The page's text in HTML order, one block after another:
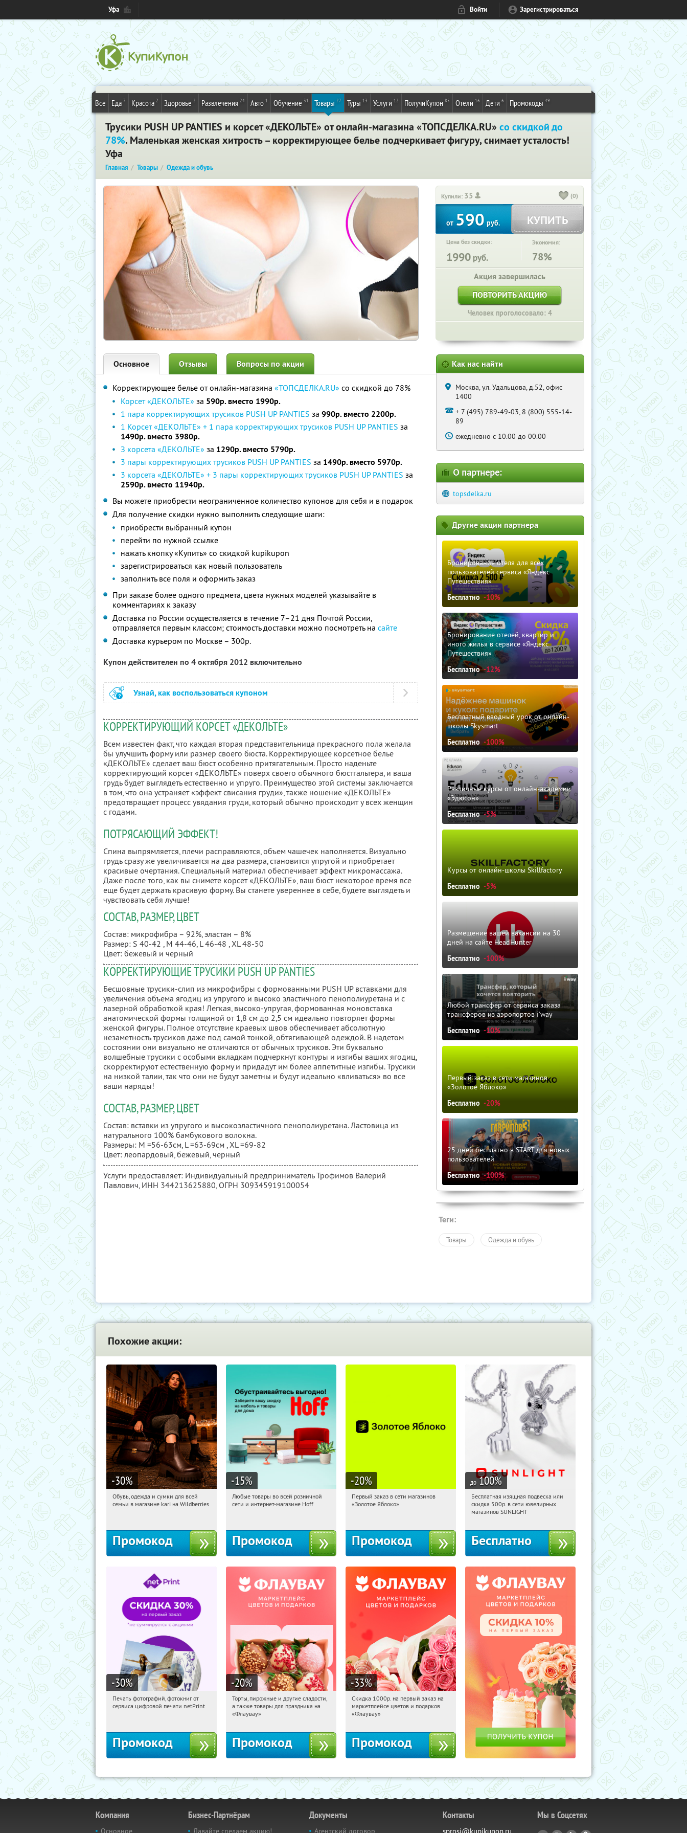
Уфа Войти Зарегистрироваться
Все Еда 7 Красота 2 Здоровье 2 Развлечения 24 Авто 1 Обучение 31 Товары 27 Туры 13 Услуги 12 ПолучиКупон 85 Отели 16 Дети 6 Промокоды 49
Трусики PUSH UP PANTIES и корсет «ДЕКОЛЬТЕ» от онлайн-магазина «ТОПСДЕЛКА.RU» со скидкой до
78%. Маленькая женская хитрость – корректирующее белье подчеркивает фигуру, снимает усталость!
Уфа
Главная Товары Одежда и обувь
Купили: 35 (0)
от590руб. КУПИТЬ
Цена без скидки:
1990 руб.
Экономия:
78%
Акция завершилась
ПОВТОРИТЬ АКЦИЮ
Человек проголосовало: 4
Основное Отзывы Вопросы по акции
Корректирующее белье от онлайн-магазина «ТОПСДЕЛКА.RU» со скидкой до 78%
Корсет «ДЕКОЛЬТЕ» за 590р. вместо 1990р.
1 пара корректирующих трусиков PUSH UP PANTIES за 990р. вместо 2200р.
1 Корсет «ДЕКОЛЬТЕ» + 1 пара корректирующих трусиков PUSH UP PANTIES за
1490р. вместо 3980р.
З корсета «ДЕКОЛЬТЕ» за 1290р. вместо 5790р.
3 пары корректирующих трусиков PUSH UP PANTIES за 1490р. вместо 5970р.
3 корсета «ДЕКОЛЬТЕ» + 3 пары корректирующих трусиков PUSH UP PANTIES за
2590р. вместо 11940р.
Вы можете приобрести неограниченное количество купонов для себя и в подарок
Для получение скидки нужно выполнить следующие шаги:
приобрести выбранный купон
перейти по нужной ссылке
нажать кнопку «Купить» со скидкой kupikupon
зарегистрироваться как новый пользователь
заполнить все поля и оформить заказ
При заказе более одного предмета, цвета нужных моделей указывайте в
комментариях к заказу
Доставка по России осуществляется в течение 7–21 дня Почтой России,
отправляется первым классом; стоимость доставки можно посмотреть на сайте
Доставка курьером по Москве – 300р.
Купон действителен по 4 октября 2012 включительно
Узнай, как воспользоваться купоном
КОРРЕКТИРУЮЩИЙ КОРСЕТ «ДЕКОЛЬТЕ»
Всем известен факт, что каждая вторая представительница прекрасного пола желала
бы улучшить форму или размер своего бюста. Корректирующее корсетное белье
«ДЕКОЛЬТЕ» сделает ваш бюст особенно притягательным. Просто наденьте
корректирующий корсет «ДЕКОЛЬТЕ» поверх своего обычного бюстгальтера, и ваша
грудь будет выглядеть естественно и упруго. Преимущество этой системы заключается
в том, что она устраняет «эффект свисания груди», также ношение «ДЕКОЛЬТЕ»
предотвращает процесс увядания груди, который обычно происходит у всех женщин
с годами.
ПОТРЯСАЮЩИЙ ЭФФЕКТ!
Спина выпрямляется, плечи расправляются, объем чашечек наполняется. Визуально
грудь сразу же увеличивается на два размера, становится упругой и приобретает
красивые очертания. Специальный материал обеспечивает эффект микромассажа.
Даже после того, как вы снимете корсет «ДЕКОЛЬТЕ», ваш бюст некоторое время все
еще будет держать красивую форму. Вы станете увереннее в себе, будете выглядеть и
чувствовать себя лучше!
СОСТАВ, РАЗМЕР, ЦВЕТ
Состав: микрофибра – 92%, эластан – 8%
Размер: S 40-42 , M 44-46, L 46-48 , XL 48-50
Цвет: бежевый и черный
КОРРЕКТИРУЮЩИЕ ТРУСИКИ PUSH UP PANTIES
Бесшовные трусики-слип из микрофибры с формованными PUSH UP вставками для
увеличения объема ягодиц из упругого и высоко эластичного пенополиуретана и с
лазерной обработкой края! Легкая, высоко-упругая, формованная моновставка
анатомической формы толщиной от 1,8 см до 2,5 см идеально повторяет формы
женской фигуры. Полное отсутствие краевых швов обеспечивает абсолютную
незаметность трусиков даже под самой тонкой, обтягивающей одеждой. В надетом
состоянии они визуально не отличаются от обычных трусиков. Эти буквально
волшебные трусики с особыми вкладкам подчеркнут контуры и изгибы ваших ягодиц,
скорректируют естественную форму и придадут им более аппетитные изгибы. Трусики
на низкой талии, так что они не будут заметны и будут идеально «вливаться» во все
ваши наряды!
СОСТАВ, РАЗМЕР, ЦВЕТ
Состав: вставки из упругого и высокоэластичного пенополиуретана. Ластовица из
натурального 100% бамбукового волокна.
Размеры: M =56-63см, L =63-69см , XL =69-82
Цвет: леопардовый, бежевый, черный
Услуги предоставляет: Индивидуальный предприниматель Трофимов Валерий
Павлович, ИНН 344213625880, ОГРН 309345919100054
Как нас найти
Москва, ул. Удальцова, д.52, офис
1400
+ 7 (495) 789-49-03, 8 (800) 555-14-
89
ежедневно с 10.00 до 00.00
О партнере:
topsdelka.ru
Другие акции партнера
Бронирование отеля для всех
пользователей сервиса «Яндекс
Путешествия»
Бесплатно -10%
Бронирование отелей, квартир и
иного жилья в сервисе «Яндекс
Путешествия»
Бесплатно -12%
Бесплатный вводный урок от онлайн-
школы Skysmart
Бесплатно -100%
Различные курсы от онлайн-академии
«Эдюсон»
Бесплатно -5%
Курсы от онлайн-школы Skillfactory
Бесплатно -5%
Размещение вашей вакансии на 30
дней на сайте HeadHunter
Бесплатно -100%
Любой трансфер от сервиса заказа
трансферов из аэропортов i'way
Бесплатно -10%
Первый заказ в сети магазинов
«Золотое Яблоко»
Бесплатно -20%
25 дней бесплатно в START для новых
пользователей
Бесплатно -100%
Теги:
Товары Одежда и обувь
Похожие акции:
-30%
10:37:15 Получили:
Обувь, одежда и сумки для всей
семьи в магазине kari на Wildberries
Промокод
-15%
10:37:15 Получили:
Любые товары во всей розничной
сети и интернет-магазине Hoff
Промокод
-20%
10:37:15
Получи первым!
Первый заказ в сети магазинов
«Золотое Яблоко»
Промокод
до 100%
10:37:15 Получили:
Россия
Бесплатная изящная подвеска или
скидка 500р. в сети ювелирных
магазинов SUNLIGHT
Бесплатно
-30%
10:37:15 Получили:
Печать фотографий, фотокниг от
сервиса цифровой печати netPrint
Промокод
-20%
10:37:15 Получили:
Россия
Торты, пирожные и другие сладости,
а также товары для праздника на
«Флаувау»
Промокод
-33%
10:37:15 Получили:
Россия
Скидка 1000р. на первый заказ на
маркетплейсе цветов и подарков
«Флаувау»
Промокод
Компания
Основное
Бизнес-Партнёрам
Давайте сделаем акцию!
Документы
Агентский договор
Контакты
sprosi@kupikupon.ru
Мы в Соцсетях